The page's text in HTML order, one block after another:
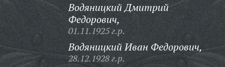
Водяницкий Дмитрий
Федорович,
01.11.1925 г.р.
Водяницкий Иван Федорович,
28.12.1928 г.р.